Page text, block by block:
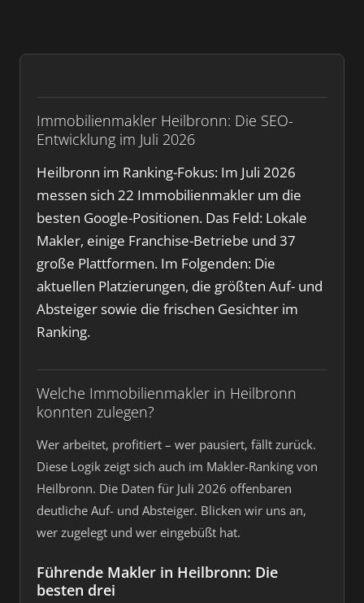
Immobilienmakler Heilbronn: Die SEO-
Entwicklung im Juli 2026
Heilbronn im Ranking-Fokus: Im Juli 2026
messen sich 22 Immobilienmakler um die
besten Google-Positionen. Das Feld: Lokale
Makler, einige Franchise-Betriebe und 37
große Plattformen. Im Folgenden: Die
aktuellen Platzierungen, die größten Auf- und
Absteiger sowie die frischen Gesichter im
Ranking.
Welche Immobilienmakler in Heilbronn
konnten zulegen?
Wer arbeitet, profitiert – wer pausiert, fällt zurück.
Diese Logik zeigt sich auch im Makler-Ranking von
Heilbronn. Die Daten für Juli 2026 offenbaren
deutliche Auf- und Absteiger. Blicken wir uns an,
wer zugelegt und wer eingebüßt hat.
Führende Makler in Heilbronn: Die
besten drei